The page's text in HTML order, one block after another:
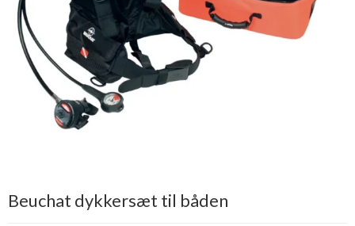
Beuchat dykkersæt til båden